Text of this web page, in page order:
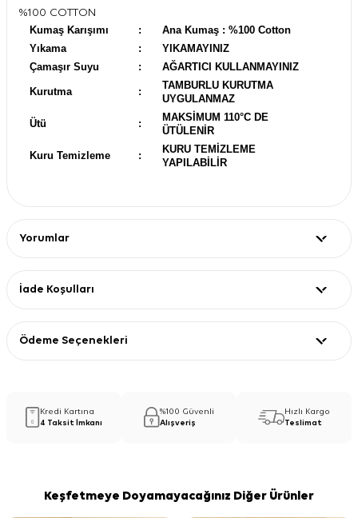
%100 COTTON
Kumaş Karışımı
:
Ana Kumaş : %100 Cotton
Yıkama
:
YIKAMAYINIZ
Çamaşır Suyu
: AĞARTICI KULLANMAYINIZ
Kurutma :
TAMBURLU KURUTMA
UYGULANMAZ
Ütü :
MAKSİMUM 110°C DE
ÜTÜLENİR
Kuru Temizleme :
KURU TEMİZLEME
YAPILABİLİR
Yorumlar
İade Koşulları
Ödeme Seçenekleri
Kredi Kartına
4 Taksit İmkanı
%100 Güvenli
Alışveriş
Hızlı Kargo
Teslimat
Keşfetmeye Doyamayacağınız Diğer Ürünler